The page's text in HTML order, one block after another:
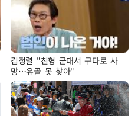
김정렬 "친형 군대서 구타로 사
망…유골 못 찾아"